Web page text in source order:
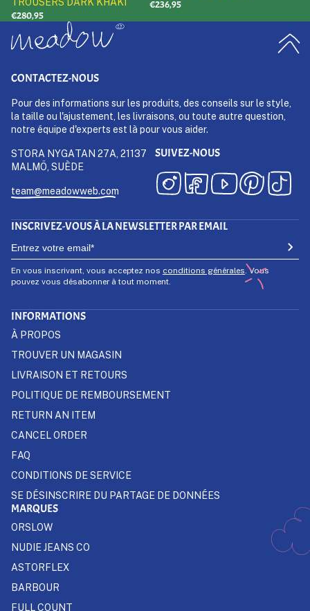
€280,95
€236,95
CONTACTEZ-NOUS
Pour des informations sur les produits, des conseils sur le style,
la taille ou l'ajustement, les livraisons, ou toute autre question,
notre équipe d'experts est là pour vous aider.
STORA NYGATAN 27A, 21137
MALMÖ, SUÈDE
team@meadowweb.com
SUIVEZ-NOUS
INSCRIVEZ-VOUS À LA NEWSLETTER PAR EMAIL
En vous inscrivant, vous acceptez nos conditions générales. Vous
pouvez vous désabonner à tout moment.
INFORMATIONS
À PROPOS
TROUVER UN MAGASIN
LIVRAISON ET RETOURS
POLITIQUE DE REMBOURSEMENT
RETURN AN ITEM
CANCEL ORDER
FAQ
CONDITIONS DE SERVICE
SE DÉSINSCRIRE DU PARTAGE DE DONNÉES
MARQUES
ORSLOW
NUDIE JEANS CO
ASTORFLEX
BARBOUR
FULL COUNT